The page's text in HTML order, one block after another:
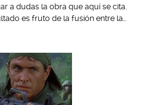
a dudas la obra que aquí se cita.
es fruto de la fusión entre la…